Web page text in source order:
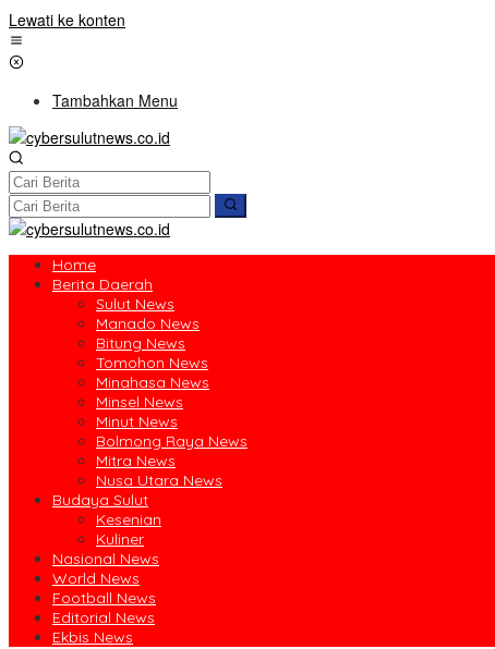
Lewati ke konten
Tambahkan Menu
Home
Berita Daerah
Sulut News
Manado News
Bitung News
Tomohon News
Minahasa News
Minsel News
Minut News
Bolmong Raya News
Mitra News
Nusa Utara News
Budaya Sulut
Kesenian
Kuliner
Nasional News
World News
Football News
Editorial News
Ekbis News